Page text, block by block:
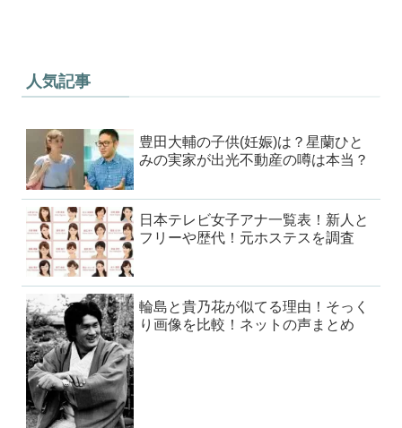
人気記事
豊田大輔の子供(妊娠)は？星蘭ひと
みの実家が出光不動産の噂は本当？
日本テレビ女子アナ一覧表！新人と
フリーや歴代！元ホステスを調査
輪島と貴乃花が似てる理由！そっく
り画像を比較！ネットの声まとめ